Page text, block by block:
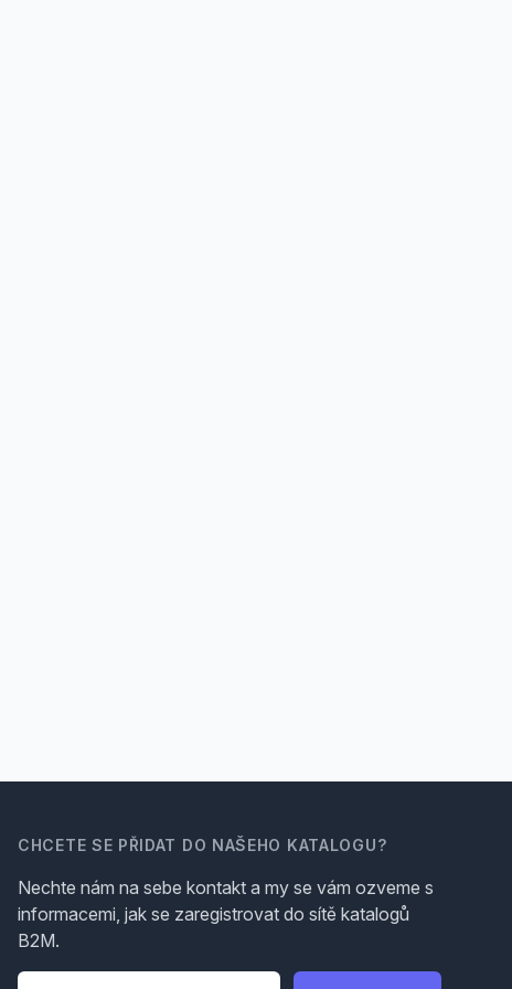
CHCETE SE PŘIDAT DO NAŠEHO KATALOGU?
Nechte nám na sebe kontakt a my se vám ozveme s
informacemi, jak se zaregistrovat do sítě katalogů
B2M.
Telefon